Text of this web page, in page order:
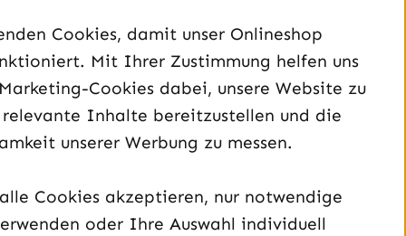
040 – 182 295 901
Mo-Fr, 08:00 - 16:00 Uhr
Vertrag widerrufen
Cookies, damit unser Onlineshop
Mit Ihrer Zustimmung helfen uns
Cookies dabei, unsere Website zu
relevante Inhalte bereitzustellen und die
unserer Werbung zu messen.
Cookies akzeptieren, nur notwendige
oder Ihre Auswahl individuell